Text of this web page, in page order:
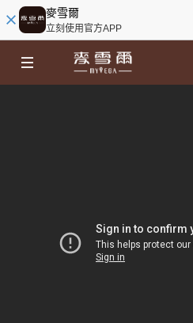
麥雪爾
立刻使用官方APP